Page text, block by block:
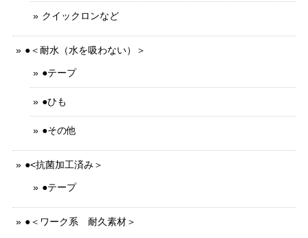
クイックロンなど
●＜耐水（水を吸わない）＞
●テープ
●ひも
●その他
●<抗菌加工済み＞
●テープ
●＜ワーク系 耐久素材＞